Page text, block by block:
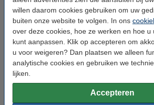
willen daarom cookies gebruiken om uw
buiten onze website te volgen. In ons
over deze cookies, hoe ze werken en hoe u
kunt aanpassen. Klik op accepteren om
u voor weigeren? Dan plaatsen we alleen
analytische cookies en gebruiken we
lijken.
Accepteren
meubelpolijstmiddelen en inmiddels is
hét topmerk op het gebied van
prestatie zijn daarbij kernbegrippen. Daarom
producten altijd goed aan op uw behoeften
de beste resultaten.
Auto wassen of boot